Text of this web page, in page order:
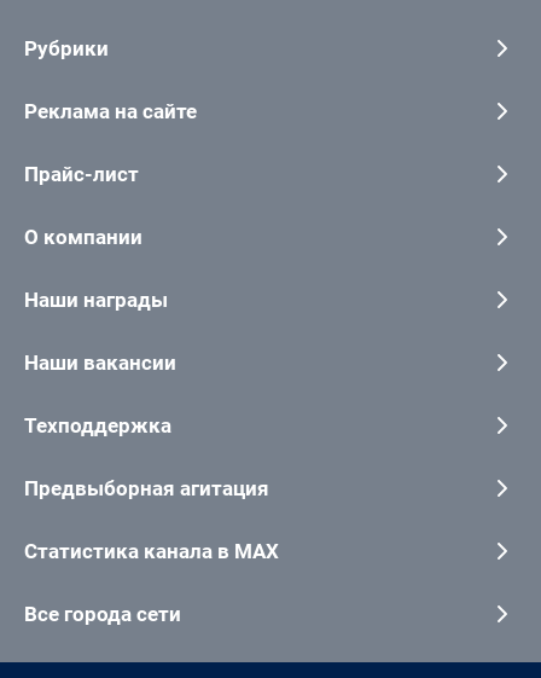
Рубрики
Реклама на сайте
Прайс-лист
О компании
Наши награды
Наши вакансии
Техподдержка
Предвыборная агитация
Статистика канала в MAX
Все города сети